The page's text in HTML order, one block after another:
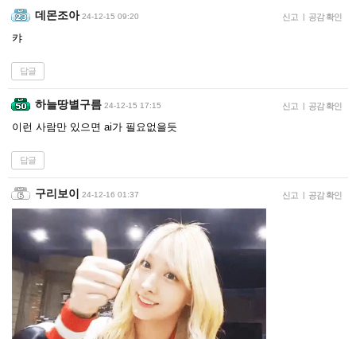
데몬조아 24-12-15 09:20 신고 | 공감 확인
캬
답글
하늘땅별구름 24-12-15 17:15 신고 | 공감 확인
이런 사람만 있으면 ai가 필요없을듯
답글
구리보이 24-12-16 01:37 신고 | 공감 확인